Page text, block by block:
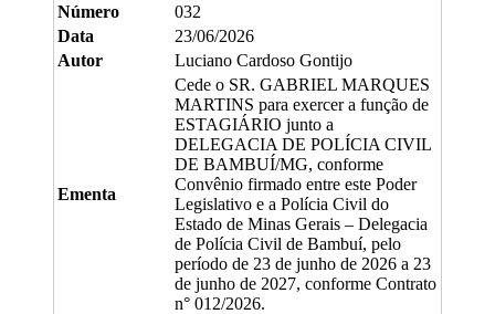
Número
032
Data
23/06/2026
Autor
Luciano Cardoso Gontijo
Ementa
Cede o SR. GABRIEL MARQUES
MARTINS para exercer a função de
ESTAGIÁRIO junto a
DELEGACIA DE POLÍCIA CIVIL
DE BAMBUÍ/MG, conforme
Convênio firmado entre este Poder
Legislativo e a Polícia Civil do
Estado de Minas Gerais – Delegacia
de Polícia Civil de Bambuí, pelo
período de 23 de junho de 2026 a 23
de junho de 2027, conforme Contrato
n° 012/2026.